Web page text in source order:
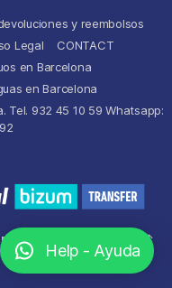
y reembolsos
Legal
CONTACT
en Barcelona
en Barcelona
Tel. 932 45 10 59 Whatsapp:
comprar y
↑
Help - Ayuda